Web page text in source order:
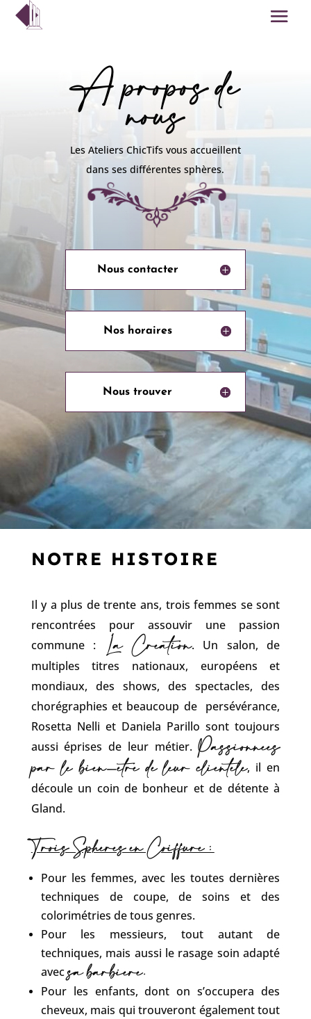
À propos de
nous
Les Ateliers ChicTifs vous accueillent
dans ses différentes sphères.
Nous contacter
Nos horaires
Nous trouver
NOTRE HISTOIRE
Il y a plus de trente ans, trois femmes se sont
rencontrées pour assouvir une passion
commune :
La Création. Un salon, de
multiples titres nationaux, européens et
mondiaux, des shows, des spectacles, des
chorégraphies et beaucoup de persévérance,
Rosetta Nelli et Daniela Parillo sont toujours
aussi éprises de leur métier.Passionnées
par le bien-être de leur clientèle, il en
découle un coin de bonheur et de détente à
Gland.
Trois Sphères en Coiffure :
Pour les femmes, avec les toutes dernières
techniques de coupe, de soins et des
colorimétries de tous genres.
Pour les messieurs, tout autant de
techniques, mais aussi le rasage soin adapté
avecsa barbière.
Pour les enfants, dont on s’occupera des
cheveux, mais qui trouveront également tout